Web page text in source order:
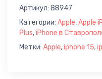
Артикул: 88947
Категории: Apple,Apple
Plus,iPhone в
Метки: Apple,iphone 15,